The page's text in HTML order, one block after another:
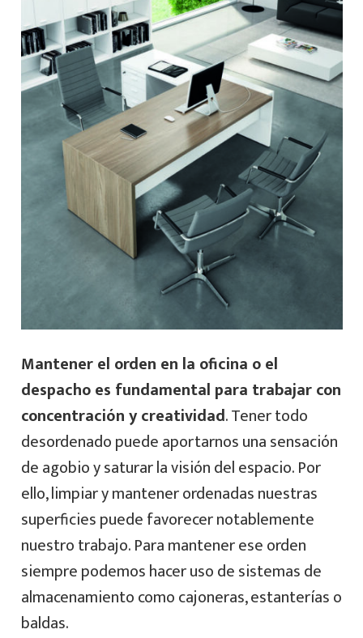
Mantener el orden en la oficina o el
despacho es fundamental para trabajar con
concentración y creatividad. Tener todo
desordenado puede aportarnos una sensación
de agobio y saturar la visión del espacio. Por
ello, limpiar y mantener ordenadas nuestras
superficies puede favorecer notablemente
nuestro trabajo. Para mantener ese orden
siempre podemos hacer uso de sistemas de
almacenamiento como cajoneras, estanterías o
baldas.